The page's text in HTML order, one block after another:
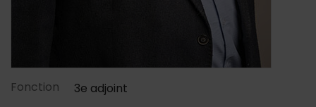
Contenu de la fiche
Fonction 3e adjoint